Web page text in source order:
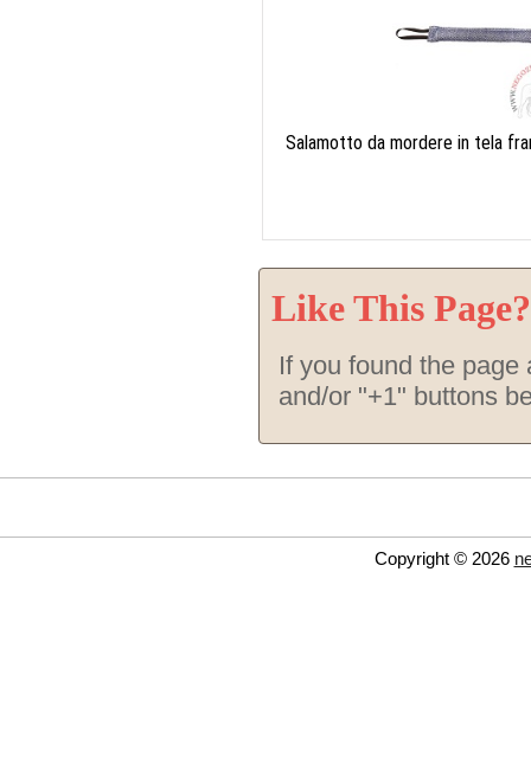
Salamotto da mordere in tela
Like This Page?
If you found the
and/or "+1" buttons
Copyright © 2026